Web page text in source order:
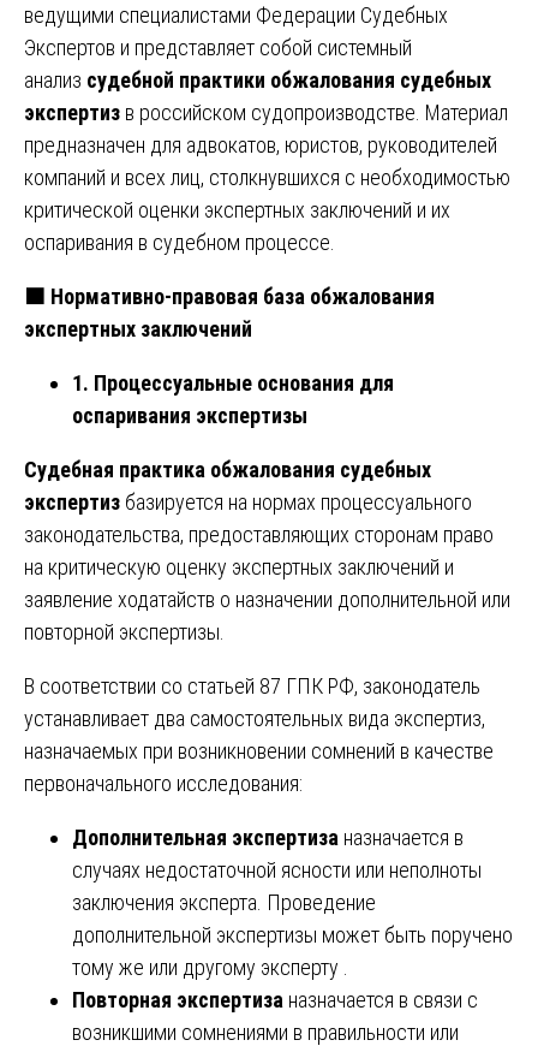
ведущими специалистами Федерации Судебных
Экспертов и представляет собой системный
анализ судебной практики обжалования судебных
экспертиз в российском судопроизводстве. Материал
предназначен для адвокатов, юристов, руководителей
компаний и всех лиц, столкнувшихся с необходимостью
критической оценки экспертных заключений и их
оспаривания в судебном процессе.
🟧 Нормативно-правовая база обжалования
экспертных заключений
1. Процессуальные основания для
оспаривания экспертизы
Судебная практика обжалования судебных
экспертиз базируется на нормах процессуального
законодательства, предоставляющих сторонам право
на критическую оценку экспертных заключений и
заявление ходатайств о назначении дополнительной или
повторной экспертизы.
В соответствии со статьей 87 ГПК РФ, законодатель
устанавливает два самостоятельных вида экспертиз,
назначаемых при возникновении сомнений в качестве
первоначального исследования:
Дополнительная экспертиза назначается в
случаях недостаточной ясности или неполноты
заключения эксперта. Проведение
дополнительной экспертизы может быть поручено
тому же или другому эксперту .
Повторная экспертиза назначается в связи с
возникшими сомнениями в правильности или